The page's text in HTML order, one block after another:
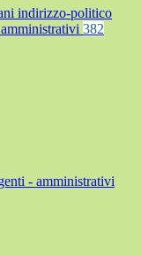
indirizzo-politico
382
- amministrativi